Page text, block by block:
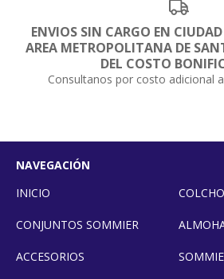
ENVIOS SIN CARGO EN
AREA METROPOLITANA DE
DEL COSTO
Consultanos por costo adicional
NAVEGACIÓN
INICIO
CONJUNTOS SOMMIER
ACCESORIOS